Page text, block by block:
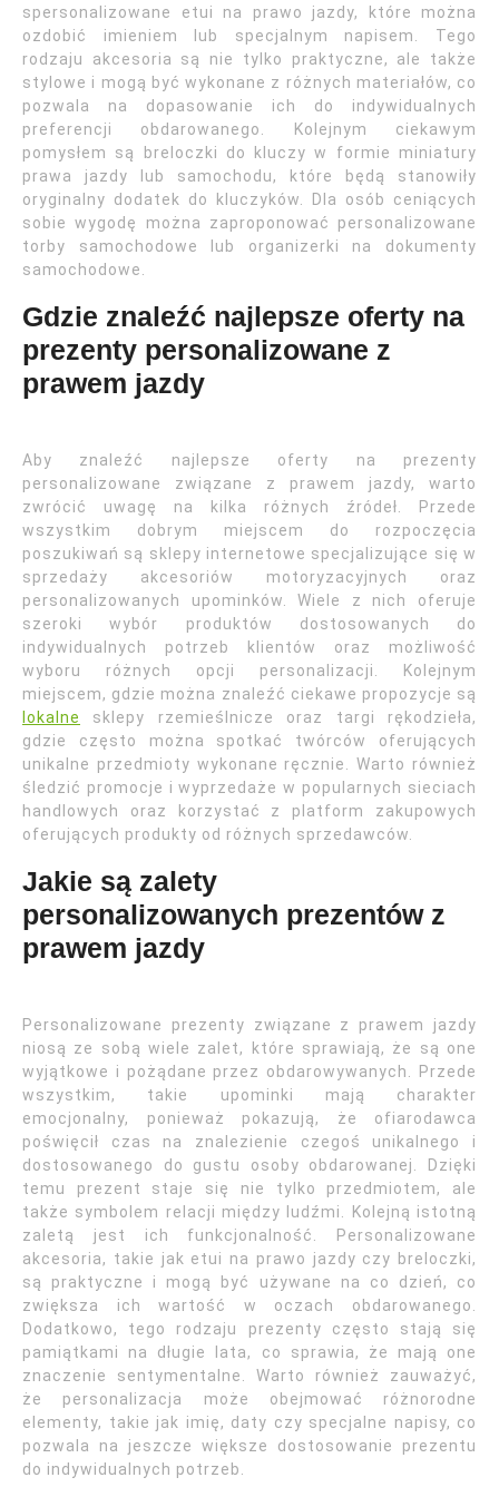
spersonalizowane etui na prawo jazdy, które można
ozdobić imieniem lub specjalnym napisem. Tego
rodzaju akcesoria są nie tylko praktyczne, ale także
stylowe i mogą być wykonane z różnych materiałów, co
pozwala na dopasowanie ich do indywidualnych
preferencji obdarowanego. Kolejnym ciekawym
pomysłem są breloczki do kluczy w formie miniatury
prawa jazdy lub samochodu, które będą stanowiły
oryginalny dodatek do kluczyków. Dla osób ceniących
sobie wygodę można zaproponować personalizowane
torby samochodowe lub organizerki na dokumenty
samochodowe.
Gdzie znaleźć najlepsze oferty na
prezenty personalizowane z
prawem jazdy
Aby znaleźć najlepsze oferty na prezenty
personalizowane związane z prawem jazdy, warto
zwrócić uwagę na kilka różnych źródeł. Przede
wszystkim dobrym miejscem do rozpoczęcia
poszukiwań są sklepy internetowe specjalizujące się w
sprzedaży akcesoriów motoryzacyjnych oraz
personalizowanych upominków. Wiele z nich oferuje
szeroki wybór produktów dostosowanych do
indywidualnych potrzeb klientów oraz możliwość
wyboru różnych opcji personalizacji. Kolejnym
miejscem, gdzie można znaleźć ciekawe propozycje są
lokalne
sklepy rzemieślnicze oraz targi rękodzieła,
gdzie często można spotkać twórców oferujących
unikalne przedmioty wykonane ręcznie. Warto również
śledzić promocje i wyprzedaże w popularnych sieciach
handlowych oraz korzystać z platform zakupowych
oferujących produkty od różnych sprzedawców.
Jakie są zalety
personalizowanych prezentów z
prawem jazdy
Personalizowane prezenty związane z prawem jazdy
niosą ze sobą wiele zalet, które sprawiają, że są one
wyjątkowe i pożądane przez obdarowywanych. Przede
wszystkim, takie upominki mają charakter
emocjonalny, ponieważ pokazują, że ofiarodawca
poświęcił czas na znalezienie czegoś unikalnego i
dostosowanego do gustu osoby obdarowanej. Dzięki
temu prezent staje się nie tylko przedmiotem, ale
także symbolem relacji między ludźmi. Kolejną istotną
zaletą jest ich funkcjonalność. Personalizowane
akcesoria, takie jak etui na prawo jazdy czy breloczki,
są praktyczne i mogą być używane na co dzień, co
zwiększa ich wartość w oczach obdarowanego.
Dodatkowo, tego rodzaju prezenty często stają się
pamiątkami na długie lata, co sprawia, że mają one
znaczenie sentymentalne. Warto również zauważyć,
że personalizacja może obejmować różnorodne
elementy, takie jak imię, daty czy specjalne napisy, co
pozwala na jeszcze większe dostosowanie prezentu
do indywidualnych potrzeb.